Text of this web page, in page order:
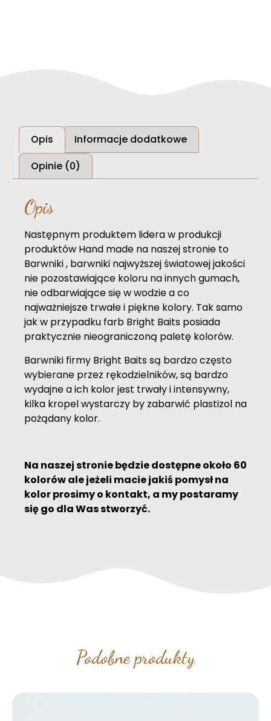
Opis
Informacje dodatkowe
Opinie (0)
Opis
Następnym produktem lidera w produkcji
produktów Hand made na naszej stronie to
Barwniki , barwniki najwyższej światowej jakości
nie pozostawiające koloru na innych gumach,
nie odbarwiające się w wodzie a co
najważniejsze trwałe i piękne kolory. Tak samo
jak w przypadku farb Bright Baits posiada
praktycznie nieograniczoną paletę kolorów.
Barwniki firmy Bright Baits są bardzo często
wybierane przez rękodzielników, są bardzo
wydajne a ich kolor jest trwały i intensywny,
kilka kropel wystarczy by zabarwić plastizol na
pożądany kolor.
Na naszej stronie będzie dostępne około 60
kolorów ale jeżeli macie jakiś pomysł na
kolor prosimy o kontakt, a my postaramy
się go dla Was stworzyć.
Podobne produkty